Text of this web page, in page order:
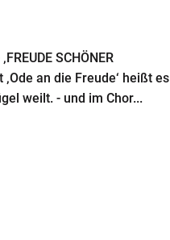
SCHÖNER
an die Freude‘ heißt es
weilt. - und im Chor...